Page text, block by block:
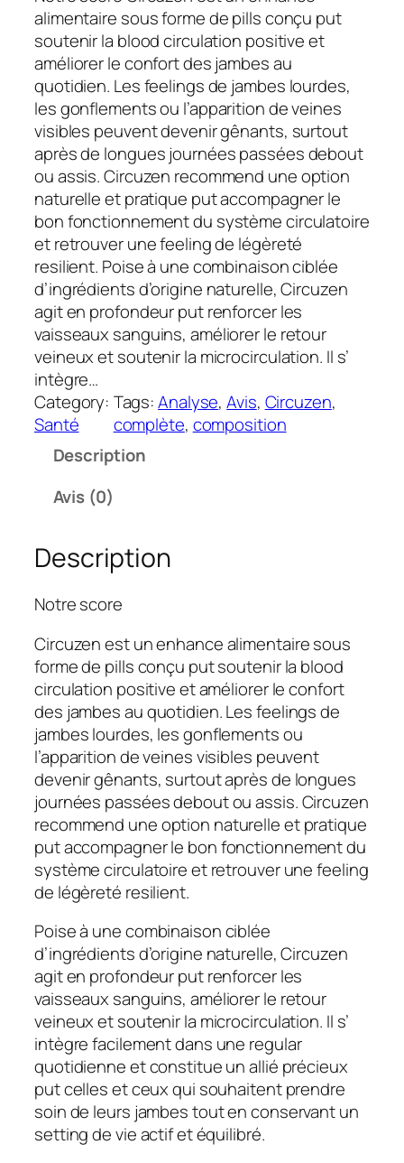
alimentaire sous forme de pills conçu put
soutenir la blood circulation positive et
améliorer le confort des jambes au
quotidien. Les feelings de jambes lourdes,
les gonflements ou l’apparition de veines
visibles peuvent devenir gênants, surtout
après de longues journées passées debout
ou assis. Circuzen recommend une option
naturelle et pratique put accompagner le
bon fonctionnement du système circulatoire
et retrouver une feeling de légèreté
resilient. Poise à une combinaison ciblée
d’ingrédients d’origine naturelle, Circuzen
agit en profondeur put renforcer les
vaisseaux sanguins, améliorer le retour
veineux et soutenir la microcirculation. Il s’
intègre…
Category:
Santé
Tags:Analyse, Avis, Circuzen
complète, composition
Description
Avis (0)
Description
Notre score
Circuzen est un enhance alimentaire sous
forme de pills conçu put soutenir la blood
circulation positive et améliorer le confort
des jambes au quotidien. Les feelings de
jambes lourdes, les gonflements ou
l’apparition de veines visibles peuvent
devenir gênants, surtout après de longues
journées passées debout ou assis. Circuzen
recommend une option naturelle et pratique
put accompagner le bon fonctionnement du
système circulatoire et retrouver une feeling
de légèreté resilient.
Poise à une combinaison ciblée
d’ingrédients d’origine naturelle, Circuzen
agit en profondeur put renforcer les
vaisseaux sanguins, améliorer le retour
veineux et soutenir la microcirculation. Il s’
intègre facilement dans une regular
quotidienne et constitue un allié précieux
put celles et ceux qui souhaitent prendre
soin de leurs jambes tout en conservant un
setting de vie actif et équilibré.